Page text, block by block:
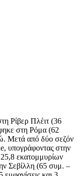
Ρίβερ Πλέιτ (36
στη Ρόμα (62
Μετά από δύο σεζόν
υπογράφοντας στην
εκατομμυρίων
Σεβίλλη (65 συμ. –